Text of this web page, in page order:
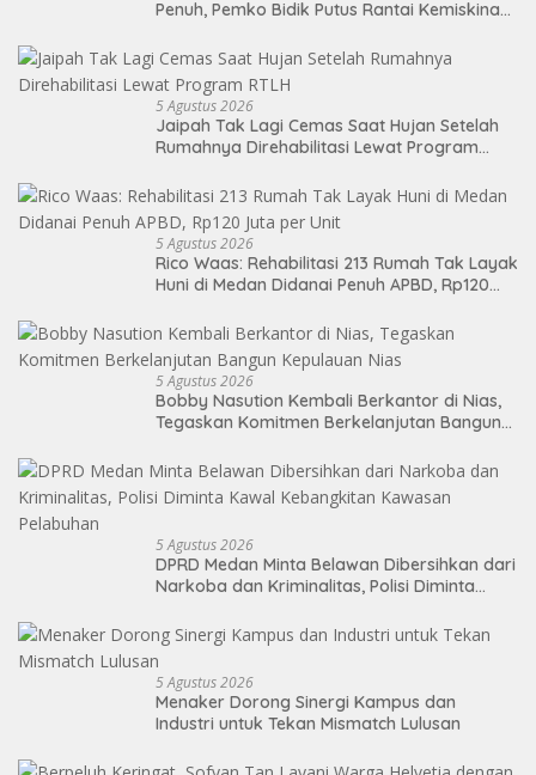
Penuh, Pemko Bidik Putus Rantai Kemiskinan
5 Agustus 2026
Jaipah Tak Lagi Cemas Saat Hujan Setelah
Rumahnya Direhabilitasi Lewat Program
5 Agustus 2026
Rico Waas: Rehabilitasi 213 Rumah Tak Layak
Huni di Medan Didanai Penuh APBD, Rp120
5 Agustus 2026
Bobby Nasution Kembali Berkantor di Nias,
Tegaskan Komitmen Berkelanjutan Bangun
5 Agustus 2026
DPRD Medan Minta Belawan Dibersihkan dari
Narkoba dan Kriminalitas, Polisi Diminta
5 Agustus 2026
Menaker Dorong Sinergi Kampus dan
Industri untuk Tekan Mismatch Lulusan